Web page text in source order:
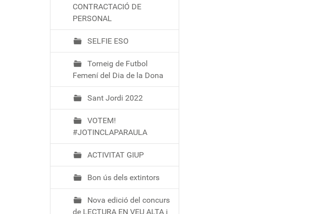
CONTRACTACIÓ DE
PERSONAL
SELFIE ESO
Torneig de Futbol
Femení del Dia de la Dona
Sant Jordi 2022
VOTEM!
#JOTINCLAPARAULA
ACTIVITAT GIUP
Bon ús dels extintors
Nova edició del concurs
de LECTURA EN VEU ALTA i